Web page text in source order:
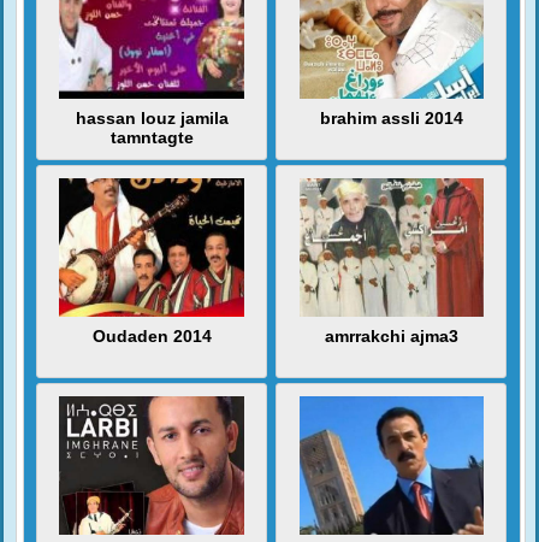
hassan louz jamila
tamntagte
brahim assli 2014
Oudaden 2014 amrrakchi ajma3